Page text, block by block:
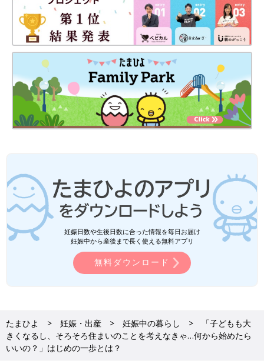
妊娠日数や生後日数に合った情報を毎日お届け
妊娠中から産後まで長く使える無料アプリ
無料ダウンロード
たまひよ 妊娠・出産 妊娠中の暮らし
「子どもも大
きくなるし、そろそろ住まいのことを考えなきゃ…何から始めたら
いいの？」はじめの一歩とは？